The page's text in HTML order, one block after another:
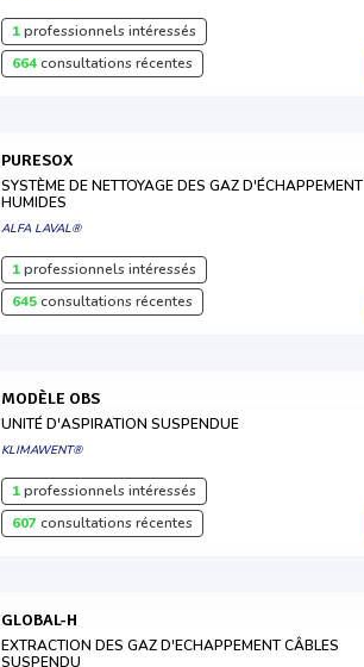
1professionnels intéressés
664consultations récentes
PURESOX
SYSTÈME DE NETTOYAGE DES GAZ D'ÉCHAPPEMENT
HUMIDES
ALFA LAVAL®
1professionnels intéressés
645consultations récentes
MODÈLE OBS
UNITÉ D'ASPIRATION SUSPENDUE
KLIMAWENT®
1professionnels intéressés
607consultations récentes
GLOBAL-H
EXTRACTION DES GAZ D'ECHAPPEMENT CÂBLES
SUSPENDU